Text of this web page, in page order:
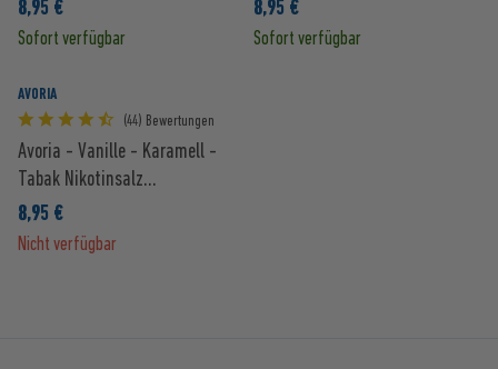
8,95 €
Sofort verfügbar
8,95 €
Sofort verfügbar
AVORIA
(44) Bewertungen
Avoria - Vanille - Karamell -
Tabak Nikotinsalz...
8,95 €
Nicht verfügbar